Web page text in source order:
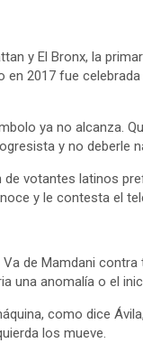
y El Bronx, la
en 2017 fue
ya no alcanza.
y no deberle
votantes latinos
y le contesta el
de Mamdani
una anomalía o el
como dice
los mueve.